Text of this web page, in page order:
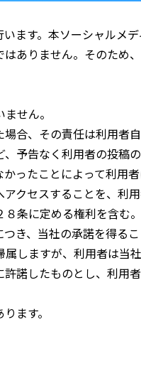
ます。本ソーシャルメ
ありません。そのた
せん。
合、その責任は利用者自
予告なく利用者の投稿
ったことによって利用
クセスすることを、利用
条に定める権利を含
き、当社の承諾を得る
しますが、利用者は
諾したものとし、利
ます。